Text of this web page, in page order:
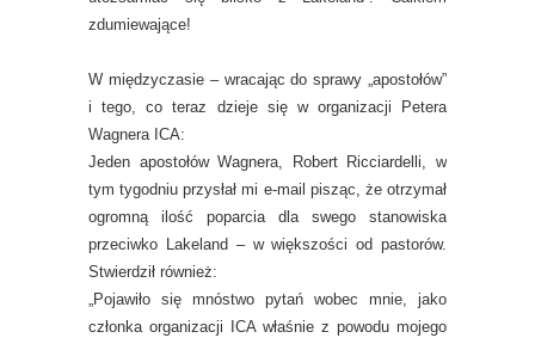
zdumiewające!
W międzyczasie – wracając do sprawy „apostołów”
i tego, co teraz dzieje się w organizacji Petera
Wagnera ICA:
Jeden apostołów Wagnera, Robert Ricciardelli, w
tym tygodniu przysłał mi e-mail pisząc, że otrzymał
ogromną ilość poparcia dla swego stanowiska
przeciwko Lakeland – w większości od pastorów.
Stwierdził również:
„Pojawiło się mnóstwo pytań wobec mnie, jako
członka organizacji ICA właśnie z powodu mojego